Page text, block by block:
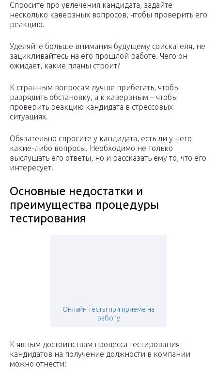
Спросите про увлечения кандидата, задайте
несколько каверзных вопросов, чтобы проверить его
реакцию.
Уделяйте больше внимания будущему соискателя, не
зацикливайтесь на его прошлой работе. Чего он
ожидает, какие планы строит?
К странным вопросам лучше прибегать, чтобы
разрядить обстановку, а к каверзным – чтобы
проверить реакцию кандидата в стрессовых
ситуациях.
Обязательно спросите у кандидата, есть ли у него
какие-либо вопросы. Необходимо не только
выслушать его ответы, но и рассказать ему то, что его
интересует.
Основные недостатки и
преимущества процедуры
тестирования
Онлайн тесты при приеме на
работу
К явным достоинствам процесса тестирования
кандидатов на получение должности в компании
можно отнести: